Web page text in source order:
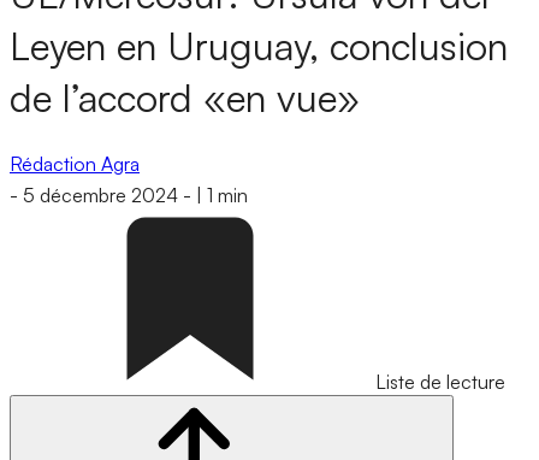
Leyen en Uruguay, conclusion
de l’accord «en vue»
Rédaction Agra
- 5 décembre 2024 - 1 min
Liste de lecture